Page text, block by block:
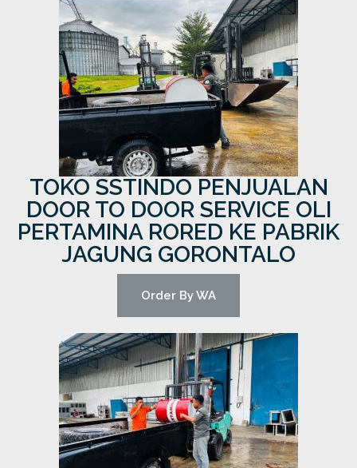
TOKO SSTINDO PENJUALAN
DOOR TO DOOR SERVICE OLI
PERTAMINA RORED KE PABRIK
JAGUNG GORONTALO
Order By WA